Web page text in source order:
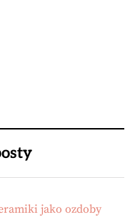
jako ozdoby